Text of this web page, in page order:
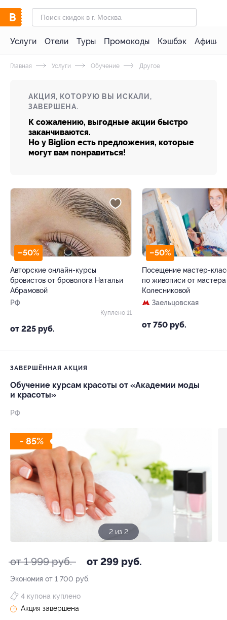
Услуги Отели Туры Промокоды Кэшбэк Афиша
Главная Услуги Обучение Другое
АКЦИЯ, КОТОРУЮ ВЫ ИСКАЛИ,
ЗАВЕРШЕНА.
К сожалению, выгодные акции быстро
заканчиваются.
Но у Biglion есть предложения, которые
могут вам понравиться!
–50%
Авторские онлайн-курсы
бровистов от броволога Натальи
Абрамовой
РФ
от 225 руб.
Куплено 11
–50%
Посещение мастер-
по живописи от
Колесниковой
Заельцовская
от 750 руб.
ЗАВЕРШЁННАЯ АКЦИЯ
Обучение курсам красоты от «Академии моды
и красоты»
РФ
- 85%
1 из 2
от 1 999 руб. от 299 руб.
Экономия от 1 700 руб.
4 купона куплено
Акция завершена